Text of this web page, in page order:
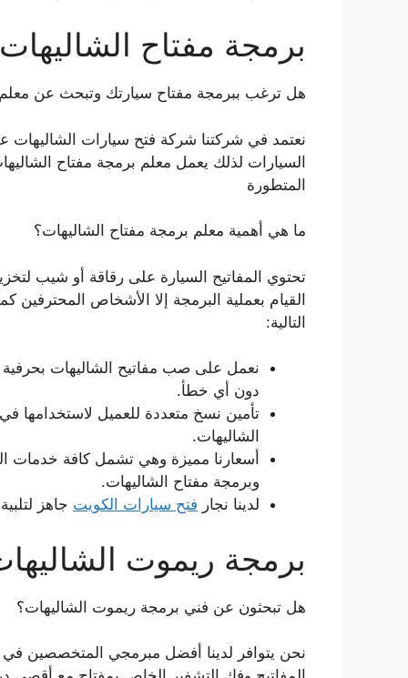
برمجة مفتاح الشاليهات
هل ترغب ببرمجة مفتاح سيارتك وتبحث عن معلم
نعتمد في شركتنا شركة فتح سيارات
السيارات لذلك يعمل معلم برمجة مفتاح
المتطورة
ما هي أهمية معلم برمجة مفتاح الشاليهات؟
تحتوي المفاتيح السيارة على رقاقة أو شيب
القيام بعملية البرمجة إلا الأشخاص
التالية:
نعمل على صب مفاتيح الشاليهات بحرفية
دون أي خطأ.
تأمين نسخ متعددة للعميل لاستخدامها
الشاليهات.
أسعارنا مميزة وهي تشمل كافة خدمات
وبرمجة مفتاح الشاليهات.
لدينا نجار فتح سيارات الكويت جاهز
برمجة ريموت
هل تبحثون عن فني برمجة ريموت الشاليهات؟
نحن يتوافر لدينا أفضل مبرمجي المتخصصين